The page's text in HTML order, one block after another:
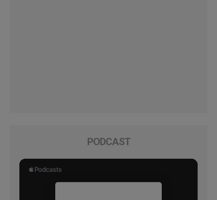
PODCAST